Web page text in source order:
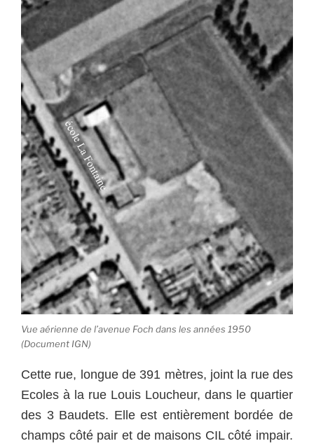
Vue aérienne de l’avenue Foch dans les années 1950
(Document IGN)
Cette rue, longue de 391 mètres, joint la rue des
Ecoles à la rue Louis Loucheur, dans le quartier
des 3 Baudets. Elle est entièrement bordée de
champs côté pair et de maisons CIL côté impair.